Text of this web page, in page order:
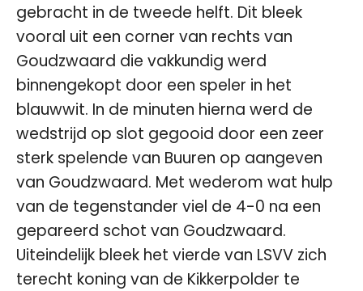
gebracht in de tweede helft. Dit bleek
vooral uit een corner van rechts van
Goudzwaard die vakkundig werd
binnengekopt door een speler in het
blauwwit. In de minuten hierna werd de
wedstrijd op slot gegooid door een zeer
sterk spelende van Buuren op aangeven
van Goudzwaard. Met wederom wat hulp
van de tegenstander viel de 4-0 na een
gepareerd schot van Goudzwaard.
Uiteindelijk bleek het vierde van LSVV zich
terecht koning van de Kikkerpolder te